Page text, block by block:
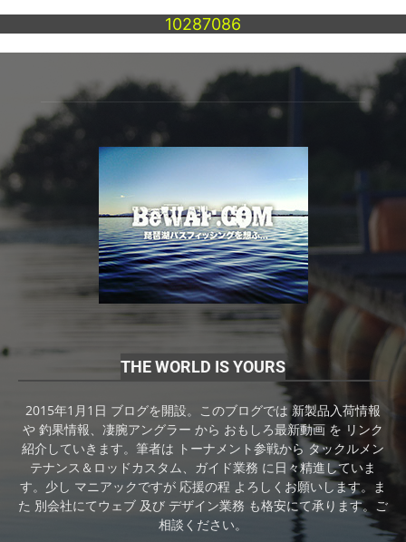
10287086
THE WORLD IS YOURS
2015年1月1日 ブログを開設。このブログでは 新製品入荷情報
や 釣果情報、凄腕アングラー から おもしろ最新動画 を リンク
紹介していきます。筆者は トーナメント参戦から タックルメン
テナンス＆ロッドカスタム、ガイド業務 に日々精進していま
す。少し マニアックですが 応援の程 よろしくお願いします。ま
た 別会社にてウェブ 及び デザイン業務 も格安にて承ります。ご
相談ください。